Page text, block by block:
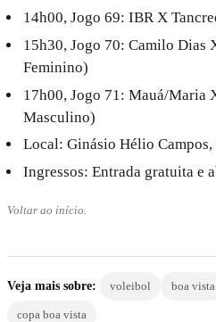
14h00, Jogo 69: IBR X
15h30, Jogo 70: Camilo Dias
Feminino)
17h00, Jogo 71: Mauá/Maria
Masculino)
Local: Ginásio Hélio Campos,
Ingressos: Entrada gratuita e
Voltar ao início.
Veja mais sobre: voleibol boa vista
copa boa vista